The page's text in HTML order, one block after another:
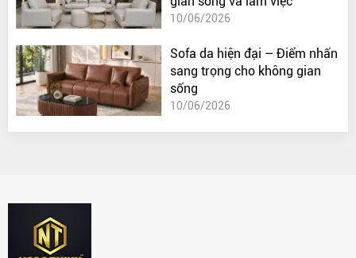
10/06/2026
Sofa da hiện đại – Điểm nhấn
sang trọng cho không gian
sống
10/06/2026